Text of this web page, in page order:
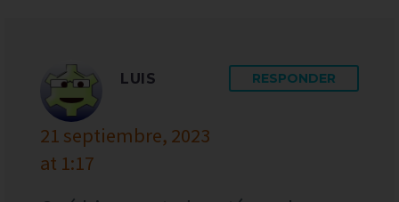
LUIS
21 septiembre, 2023
at 1:17
RESPONDER